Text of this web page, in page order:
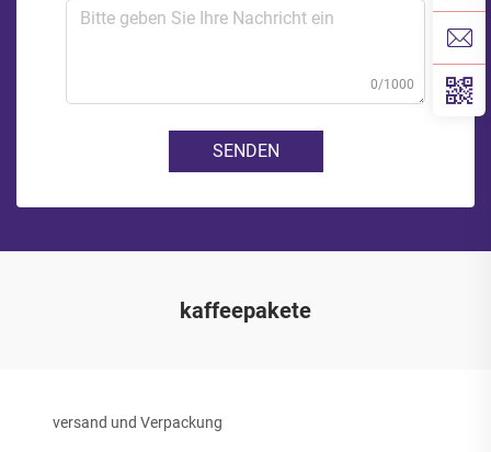
0/1000
SENDEN
kaffeepakete
versand und Verpackung